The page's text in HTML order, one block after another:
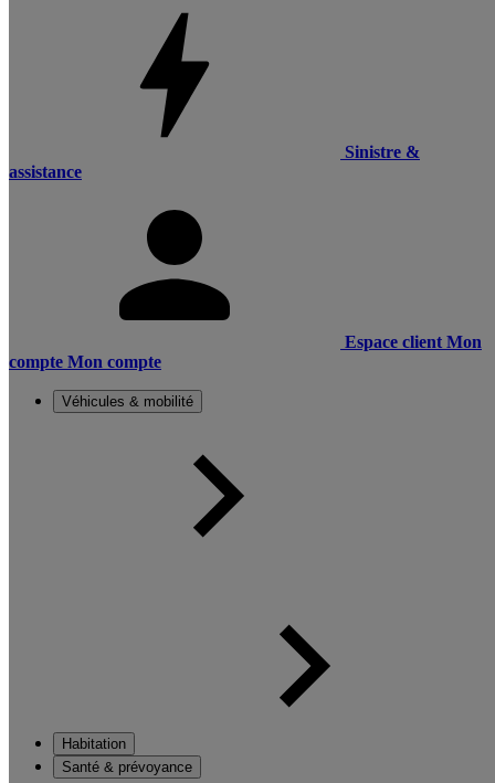
Sinistre &
assistance
Espace client Mon
compte Mon compte
Véhicules & mobilité
Habitation
Santé & prévoyance